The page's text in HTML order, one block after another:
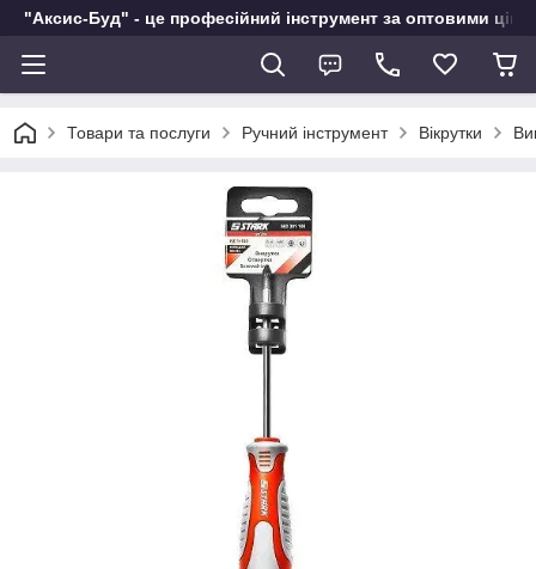
"Аксис-Буд" - це професійний інструмент за оптовими
Товари та послуги Ручний інструмент Вікрутки